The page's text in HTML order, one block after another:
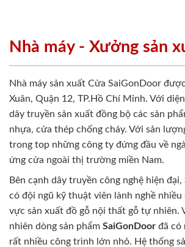
Nhà máy - Xưởng sản
Nhà máy sản xuất Cửa SaiGonDoor
Xuân, Quận 12, TP.Hồ Chí Minh. Với
dây truyền sản xuất đồng bộ các sản
nhựa, cửa thép chống cháy. Với sản
trong top những công ty đứng đầu về
ứng cửa ngoài thị trường miền Nam.
Bên cạnh dây truyền công nghệ hiện đại,
có đội ngũ kỹ thuật viên lành nghề
vực sản xuất đồ gỗ nội thất gỗ tự nhiên.
nhiên dòng sản phẩm SaiGonDoor đã có
rất nhiều công trình lớn nhỏ. Hệ thống